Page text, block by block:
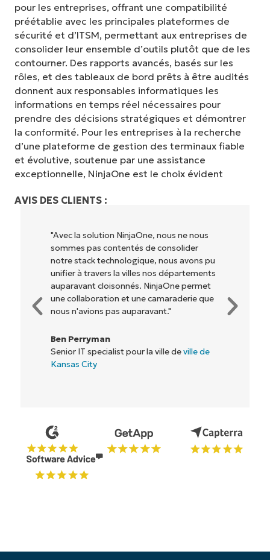
pour les entreprises, offrant une compatibilité
préétablie avec les principales plateformes de
sécurité et d’ITSM, permettant aux entreprises de
consolider leur ensemble d’outils plutôt que de les
contourner. Des rapports avancés, basés sur les
rôles, et des tableaux de bord prêts à être audités
donnent aux responsables informatiques les
informations en temps réel nécessaires pour
prendre des décisions stratégiques et démontrer
la conformité. Pour les entreprises à la recherche
d’une plateforme de gestion des terminaux fiable
et évolutive, soutenue par une assistance
exceptionnelle, NinjaOne est le choix évident
AVIS DES CLIENTS :
"NinjaOne permet à notre entreprise (ainsi
qu'aux propriétaires et opérateurs avec
lesquels nous travaillons) d'être plus
rentables. Tout le monde y gagne."
Rory McCune
Directeur informatique chezFlash
Commencez votre essai de 14 jours